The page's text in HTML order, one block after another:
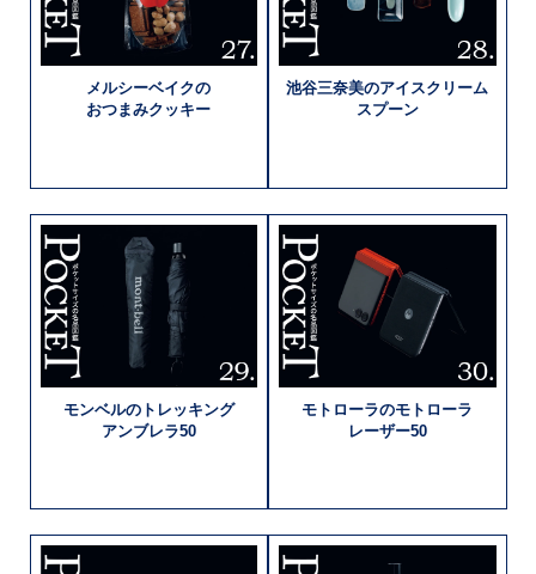
メルシーベイクの
おつまみクッキー
池谷三奈美のアイスクリーム
スプーン
モンベルのトレッキング
アンブレラ50
モトローラのモトローラ
レーザー50